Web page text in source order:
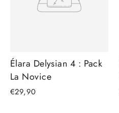
Élara Delysian 4 : Pack
La Novice
€29,90